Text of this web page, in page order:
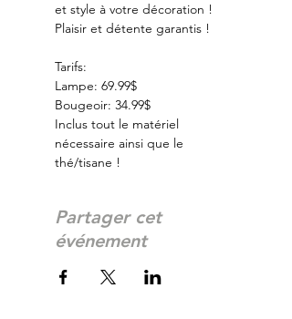
et style à votre décoration !
Plaisir et détente garantis !
Tarifs:
Lampe: 69.99$
Bougeoir: 34.99$
Inclus tout le matériel
nécessaire ainsi que le
thé/tisane !
Partager cet
événement